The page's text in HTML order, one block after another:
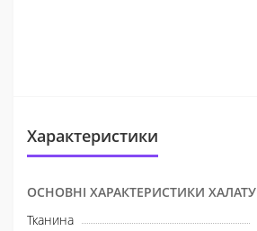
Характеристики
ОСНОВНІ ХАРАКТЕРИСТИКИ ХАЛАТУ
Тканина